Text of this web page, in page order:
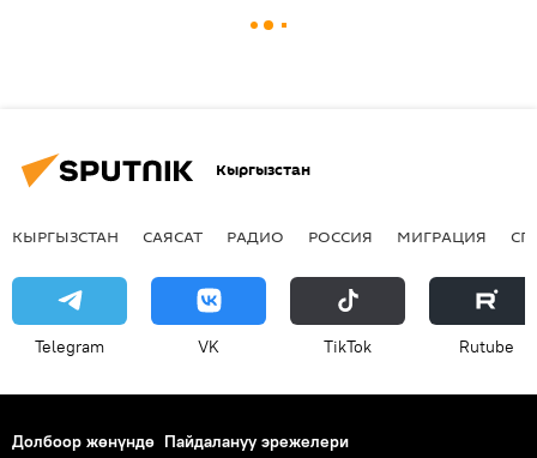
Кыргызстан
КЫРГЫЗСТАН САЯСАТ РАДИО РОССИЯ МИГРАЦИЯ
Telegram VK ТikТоk Rutube
Долбоор жөнүндө Пайдалануу эрежелери